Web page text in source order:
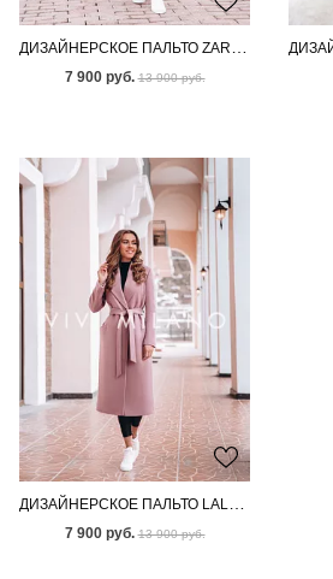
7 900 руб. 13 900 руб.
7 900 руб. 13 900 руб.